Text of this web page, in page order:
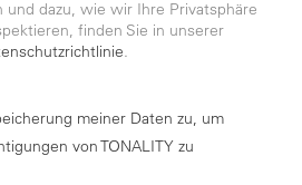
und dazu, wie wir Ihre Privatsphäre
finden Sie in unserer
.
meiner Daten zu, um
von TONALITY zu